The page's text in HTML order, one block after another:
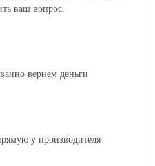
ваш вопрос.
вернем деньги
у производителя